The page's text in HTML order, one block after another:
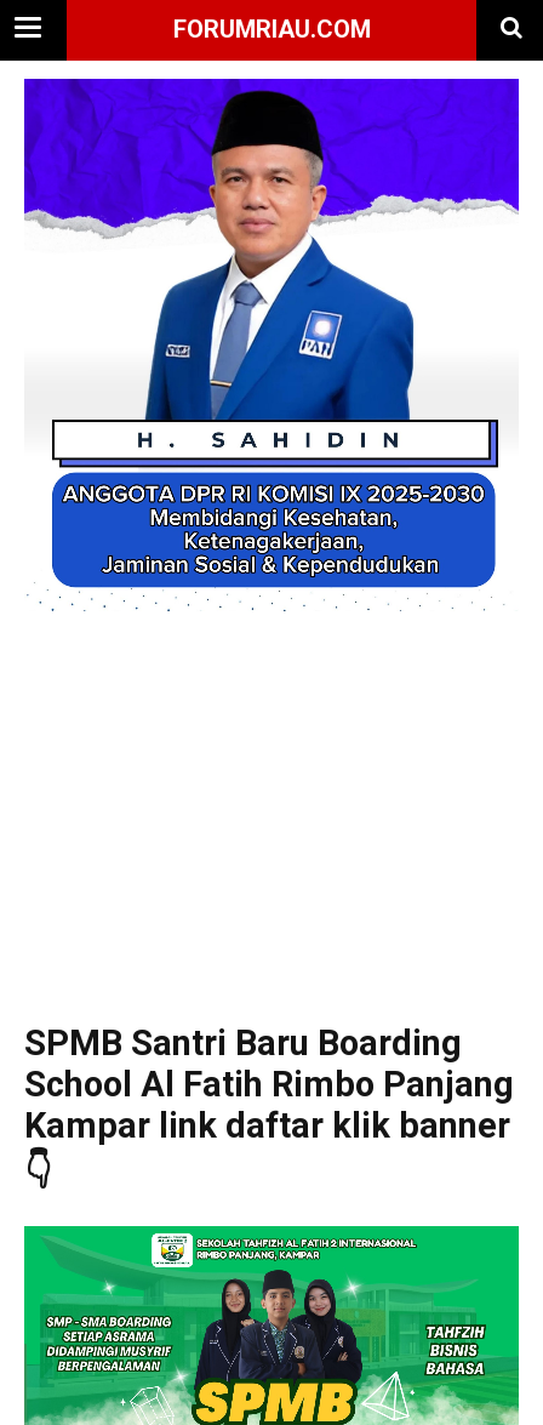
FORUMRIAU.COM
SPMB Santri Baru Boarding
School Al Fatih Rimbo Panjang
Kampar link daftar klik banner
👇